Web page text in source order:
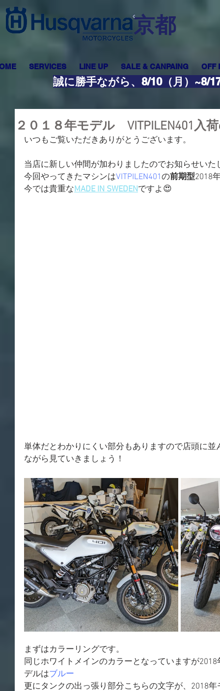
​京都
SERVICES LINE UP SALE & CANPAING OFF
誠に勝手ながら、8/10（月）~8/
２０１８年モデル VITPILEN401
いつもご覧いただきありがとうございます。
当店に新しい仲間が加わりましたのでお知らせいた
今回やってきたマシンはVITPILEN401の前期型2018
今では貴重なMADE IN SWEDENですよ😍
単体だとわかりにくい部分もありますので店頭に並
ながら見ていきましょう！
まずはカラーリングです。
同じホワイトメインのカラーとなっていますが
デルはブルー
更にタンクの出っ張り部分こちらの文字が、2018年